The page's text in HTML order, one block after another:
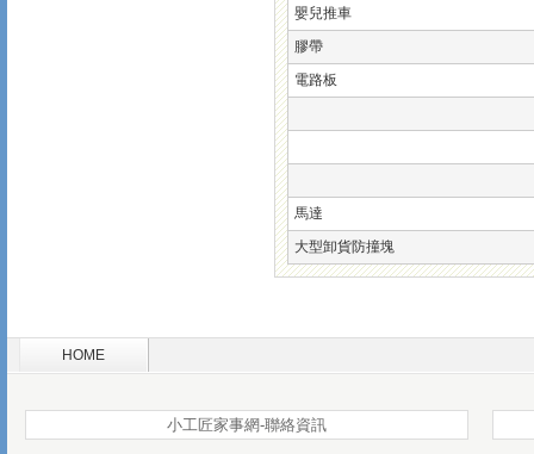
嬰兒推車
膠帶
電路板
馬達
大型卸貨防撞塊
HOME
小工匠家事網-聯絡資訊